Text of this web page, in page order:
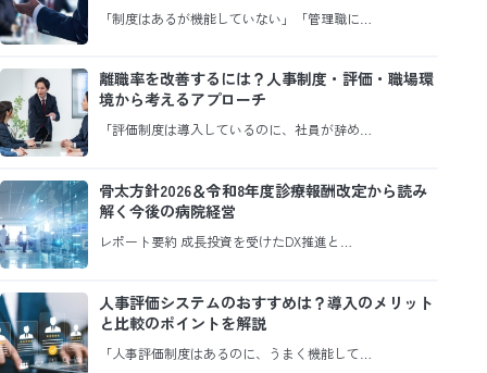
「制度はあるが機能していない」「管理職に…
離職率を改善するには？人事制度・評価・職場環
境から考えるアプローチ
「評価制度は導入しているのに、社員が辞め…
骨太方針2026＆令和8年度診療報酬改定から読み
解く今後の病院経営
レポート要約 成長投資を受けたDX推進と…
人事評価システムのおすすめは？導入のメリット
と比較のポイントを解説
「人事評価制度はあるのに、うまく機能して…